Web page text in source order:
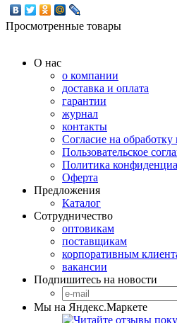
Просмотренные товары
О нас
о компании
доставка и оплата
гарантии
журнал
контакты
Согласие на
Пользовательское
Политика
Оферта
Предложения
Каталог
Сотрудничество
оптовикам
поставщикам
корпоративным
вакансии
Подпишитесь на новости
Мы на Яндекс.Маркете